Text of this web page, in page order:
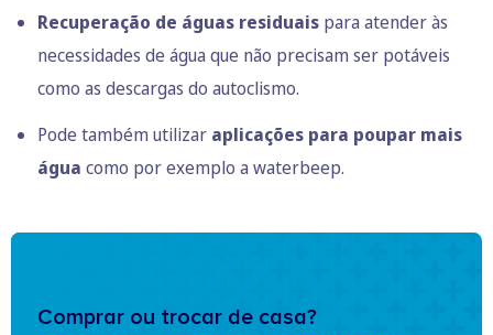
Recuperação de águas residuais para atender às
necessidades de água que não precisam ser potáveis
como as descargas do autoclismo.
Pode também utilizar aplicações para poupar mais
água como por exemplo a waterbeep.
Comprar ou trocar de casa?